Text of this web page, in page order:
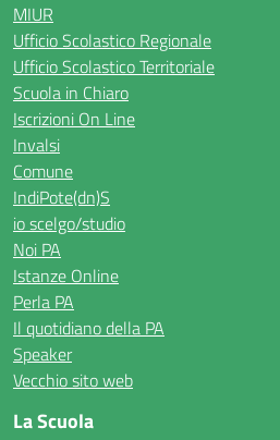
MIUR
Ufficio Scolastico Regionale
Ufficio Scolastico Territoriale
Scuola in Chiaro
Iscrizioni On Line
Invalsi
Comune
IndiPote(dn)S
io scelgo/studio
Noi PA
Istanze Online
Perla PA
Il quotidiano della PA
Speaker
Vecchio sito web
La Scuola